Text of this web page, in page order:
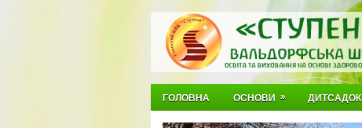
ГОЛОВНА ОСНОВИ » ДИТСАДОК